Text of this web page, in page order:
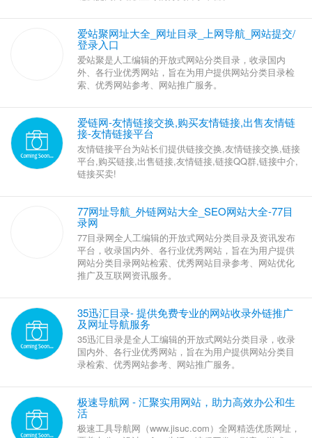
爱站聚网址大全_网址目录_上网导航_网站
提交/登录入口
爱站聚是人工编辑的开放式网站分类目录，收录国
内外、各行业优秀网站，旨在为用户提供网站分类
目录检索、优秀网站参考、网站推广服务。
爱链网-友情链接交换,购买友情链接,出售友情链
接-友情链接平台
友情链接平台为站长们提供链接交换,友情链接交换,链接
平台,购买链接,出售链接,友情链接,链接QQ群,链接中介,
链接买卖!
77网址导航_外链网站大全_SEO网站大全-77目
录网
77目录网全人工编辑的开放式网站分类目录及资讯发布
平台，收录国内外、各行业优秀网站，旨在为用户提供
网站分类目录网站检索、优秀网站目录参考、网站优化
推广及互联网资讯服务。
‌35迅汇目录- 提供免费专业的网站收录外链推广
及网址导航服务
‌35迅汇目录是全人工编辑的开放式网站分类目录，收录
国内外、各行业优秀网站，旨在为用户提供网站分类目
录检索、优秀网站参考、网站推广服务。
极速导航网 - 汇聚实用网站，助力高效办公和生
活
极速工具导航网（www.jisuc.com）全网精选优质网址，